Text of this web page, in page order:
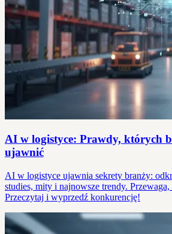
AI w logistyce: Prawdy, których
ujawnić
AI w logistyce ujawnia sekrety branży:
studies, mity i najnowsze trendy. Przewaga,
Przeczytaj i wyprzedź konkurencję!